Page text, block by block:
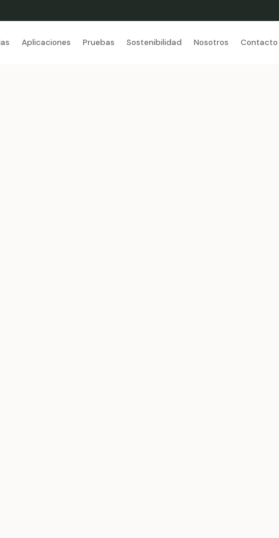
Aplicaciones Pruebas Sostenibilidad Nosotros Contacto